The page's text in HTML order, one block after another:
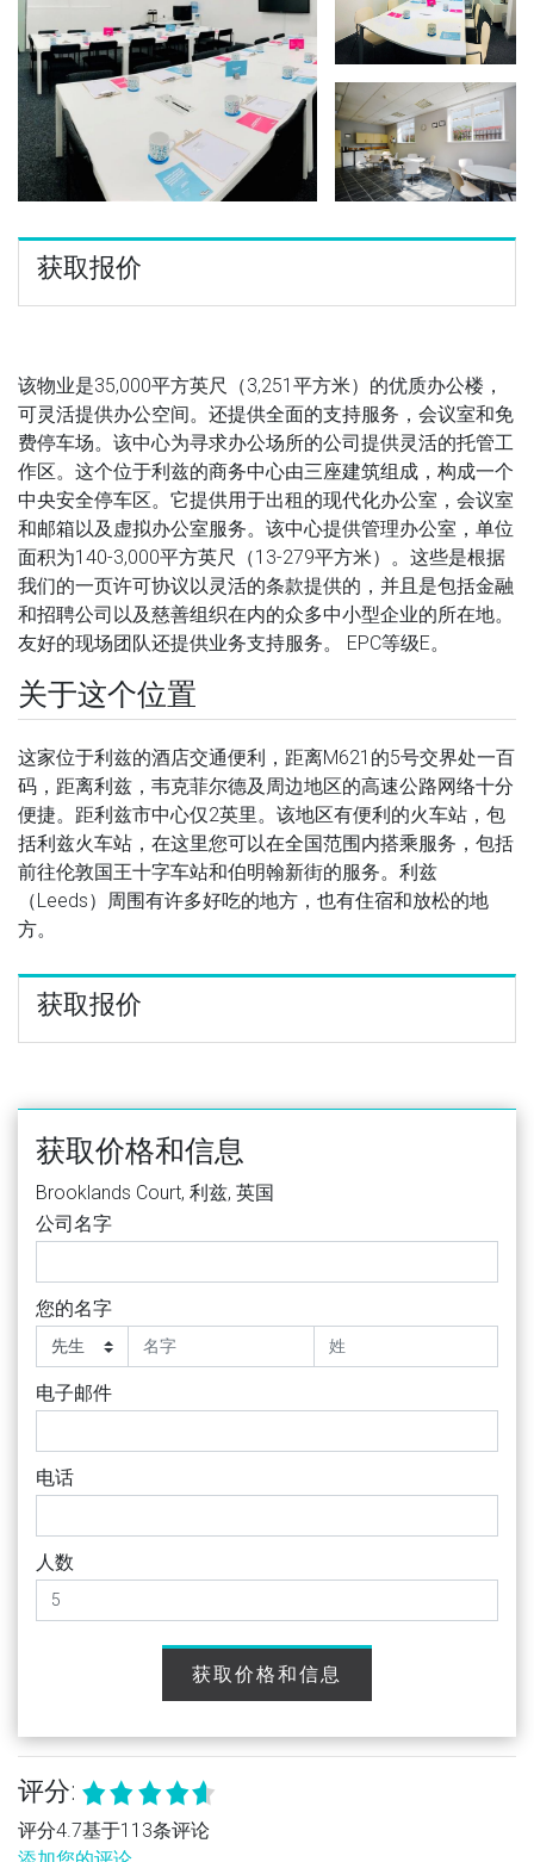
获取报价
该物业是35,000平方英尺（3,251平方米）的优质办公楼，
可灵活提供办公空间。还提供全面的支持服务，会议室和免
费停车场。该中心为寻求办公场所的公司提供灵活的托管工
作区。这个位于利兹的商务中心由三座建筑组成，构成一个
中央安全停车区。它提供用于出租的现代化办公室，会议室
和邮箱以及虚拟办公室服务。该中心提供管理办公室，单位
面积为140-3,000平方英尺（13-279平方米）。这些是根据
我们的一页许可协议以灵活的条款提供的，并且是包括金融
和招聘公司以及慈善组织在内的众多中小型企业的所在地。
友好的现场团队还提供业务支持服务。 EPC等级E。
关于这个位置
这家位于利兹的酒店交通便利，距离M621的5号交界处一百
码，距离利兹，韦克菲尔德及周边地区的高速公路网络十分
便捷。距利兹市中心仅2英里。该地区有便利的火车站，包
括利兹火车站，在这里您可以在全国范围内搭乘服务，包括
前往伦敦国王十字车站和伯明翰新街的服务。利兹
（Leeds）周围有许多好吃的地方，也有住宿和放松的地
方。
获取报价
获取价格和信息
Brooklands Court, 利兹, 英国
公司名字
您的名字
电子邮件
电话
人数
获取价格和信息
评分:
评分4.7基于113条评论